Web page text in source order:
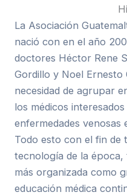
La Asociación
nació con en el año
doctores Héctor Rene
Gordillo y Noel Ernesto
necesidad de agrupar
los médicos
enfermedades venosas
Todo esto con el fin de
tecnología de la
más organizada como
educación médica